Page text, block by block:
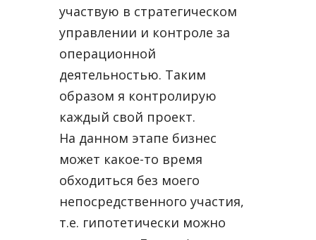
участвую в стратегическом
управлении и контроле за
операционной
деятельностью. Таким
образом я контролирую
каждый свой проект.
На данном этапе бизнес
может какое-то время
обходиться без моего
непосредственного участия,
т.е. гипотетически можно